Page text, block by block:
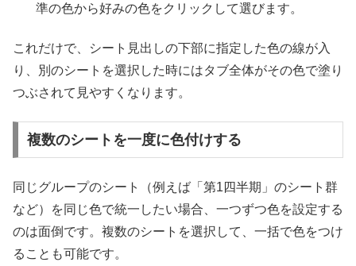
準の色から好みの色をクリックして選びます。
これだけで、シート見出しの下部に指定した色の線が入
り、別のシートを選択した時にはタブ全体がその色で塗り
つぶされて見やすくなります。
複数のシートを一度に色付けする
同じグループのシート（例えば「第1四半期」のシート群
など）を同じ色で統一したい場合、一つずつ色を設定する
のは面倒です。複数のシートを選択して、一括で色をつけ
ることも可能です。